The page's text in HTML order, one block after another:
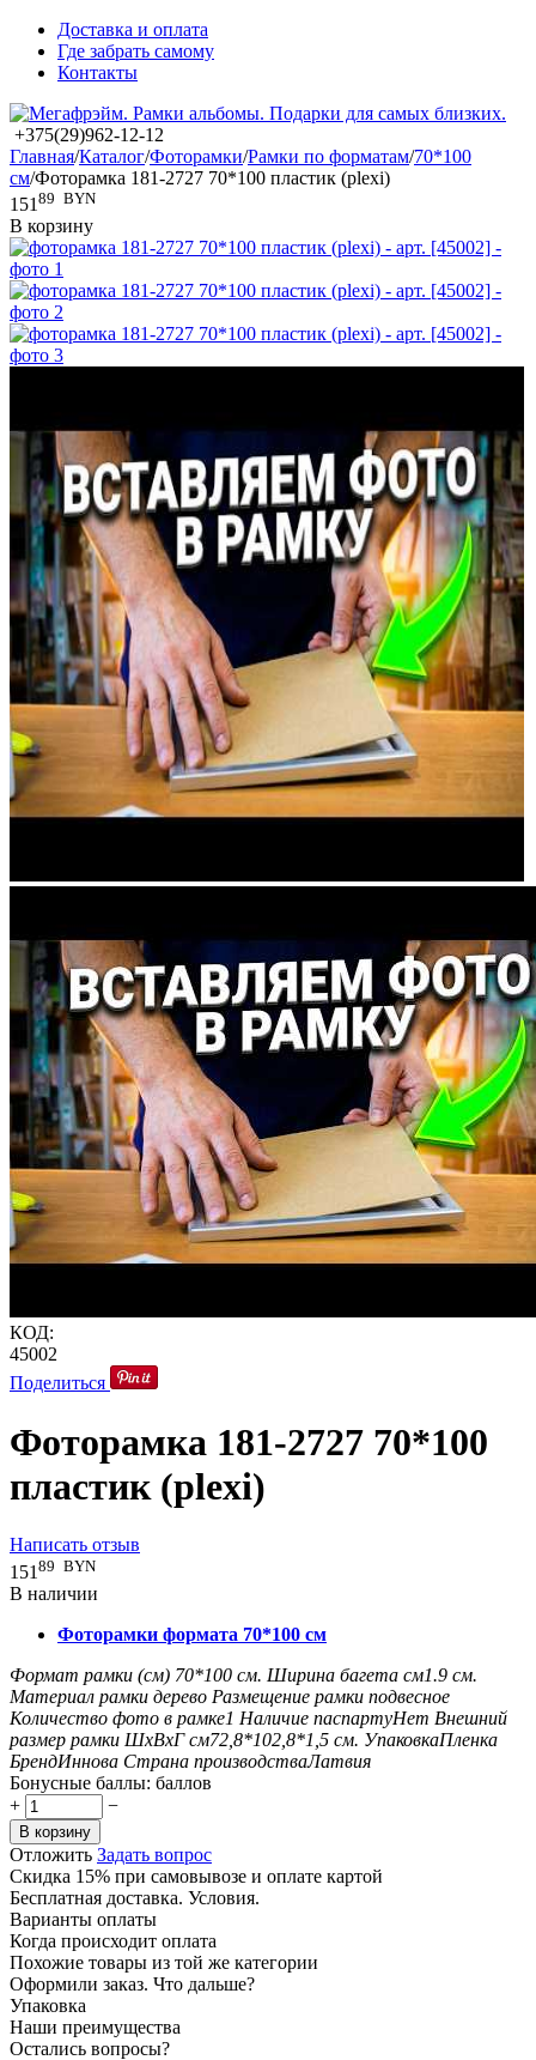
Доставка и оплата
Где забрать самому
Контакты
+375(29)962-12-12
Главная/Каталог/Фоторамки/Рамки по форматам/70*100
см/Фоторамка 181-2727 70*100 пластик (plexi)
151 89 BYN
В корзину
КОД:
45002
Поделиться
Фоторамка 181-2727 70*100
пластик (plexi)
Написать отзыв
151 89 BYN
В наличии
Фоторамки формата 70*100 см
Формат рамки (см) 70*100 см. Ширина багета см1.9 см.
Материал рамки дерево Размещение рамки подвесное
Количество фото в рамке1 Наличие паспартуНет Внешний
размер рамки ШxВxГ см72,8*102,8*1,5 см. УпаковкаПленка
БрендИннова Страна производстваЛатвия
Бонусные баллы: баллов
+
−
В корзину
Отложить Задать вопрос
Скидка 15% при самовывозе и оплате картой
Бесплатная доставка. Условия.
Варианты оплаты
Когда происходит оплата
Похожие товары из той же категории
Оформили заказ. Что дальше?
Упаковка
Наши преимущества
Остались вопросы?